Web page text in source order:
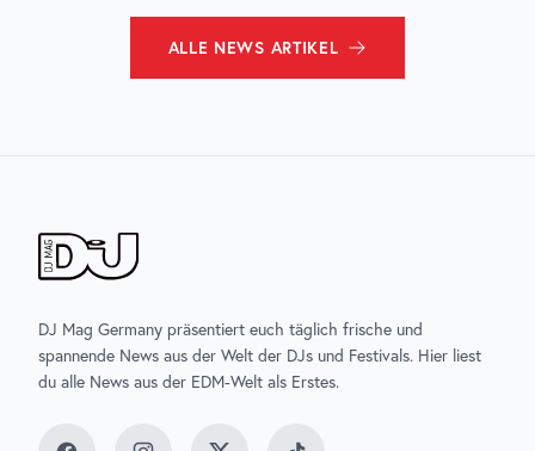
ALLE NEWS ARTIKEL
DJ Mag Germany präsentiert euch täglich frische und
spannende News aus der Welt der DJs und Festivals. Hier liest
du alle News aus der EDM-Welt als Erstes.